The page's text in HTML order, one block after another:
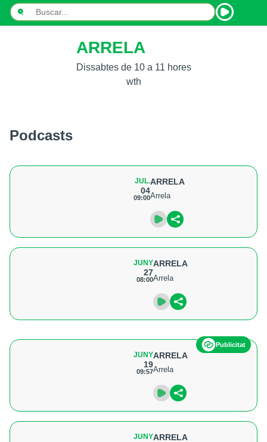
wth
ARRELA
Dissabtes de 10 a 11 hores
Podcasts
JUL.
04
09:00
ARRELA
Arrela
JUNY
27
08:00
ARRELA
Arrela
Publicitat
JUNY
19
09:57
ARRELA
Arrela
JUNYARRELA